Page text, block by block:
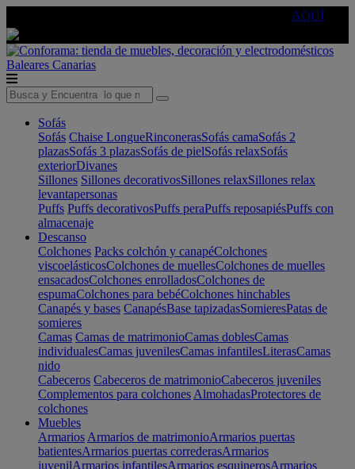
AQUÍ
Baleares Canarias
Sofás
Sofás Chaise LongueRinconerasSofás camaSofás 2
plazasSofás 3 plazasSofás de pielSofás relaxSofás
exteriorDivanes
Sillones Sillones decorativosSillones relaxSillones relax
levantapersonas
Puffs Puffs decorativosPuffs peraPuffs reposapiésPuffs con
almacenaje
Descanso
Colchones Packs colchón y canapéColchones
viscoelásticosColchones de muellesColchones de muelles
ensacadosColchones enrolladosColchones de
espumaColchones para bebéColchones hinchables
Canapés y bases CanapésBase tapizadasSomieresPatas de
somieres
Camas Camas de matrimonioCamas doblesCamas
individualesCamas juvenilesCamas infantilesLiterasCamas
nido
Cabeceros Cabeceros de matrimonioCabeceros juveniles
Complementos para colchones AlmohadasProtectores de
colchones
Muebles
Armarios Armarios de matrimonioArmarios puertas
batientesArmarios puertas correderasArmarios
juvenilArmarios infantilesArmarios esquinerosArmarios